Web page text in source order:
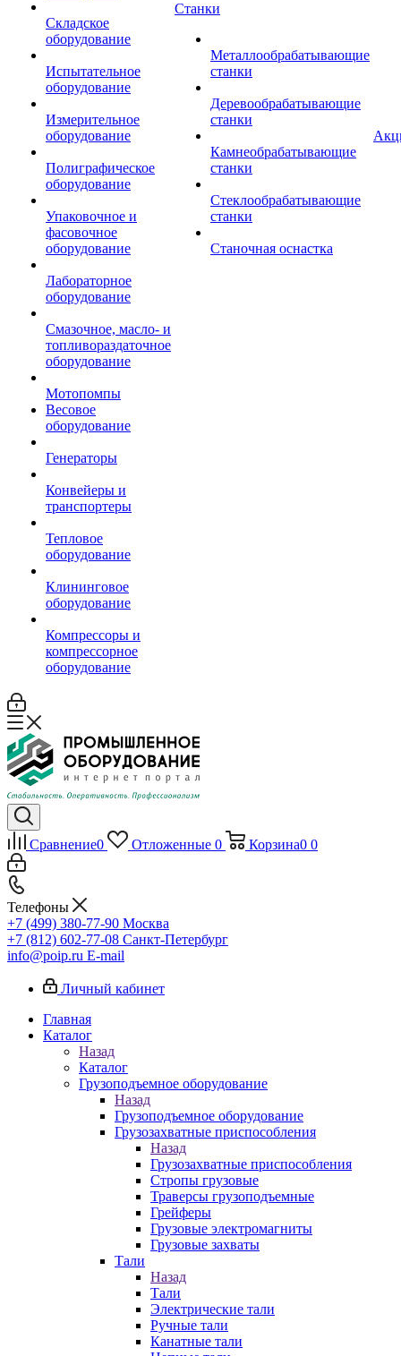
Складское
оборудование
Испытательное
оборудование
Измерительное
оборудование
Полиграфическое
оборудование
Упаковочное и
фасовочное
оборудование
Лабораторное
оборудование
Смазочное, масло- и
топливораздаточное
оборудование
Мотопомпы
Весовое
оборудование
Генераторы
Конвейеры и
транспортеры
Тепловое
оборудование
Клининговое
оборудование
Компрессоры и
компрессорное
оборудование
Станки
Металлообрабатывающие
станки
Деревообрабатывающие
станки
Камнеобрабатывающие
станки
Стеклообрабатывающие
станки
Станочная оснастка
Сравнение0 Отложенные 0 Корзина0 0
Телефоны
+7 (499) 380-77-90 Москва
+7 (812) 602-77-08 Санкт-Петербург
info@poip.ru E-mail
Личный кабинет
Главная
Каталог
Назад
Каталог
Грузоподъемное оборудование
Назад
Грузоподъемное оборудование
Грузозахватные приспособления
Назад
Грузозахватные приспособления
Стропы грузовые
Траверсы грузоподъемные
Грейферы
Грузовые электромагниты
Грузовые захваты
Тали
Назад
Тали
Электрические тали
Ручные тали
Канатные тали